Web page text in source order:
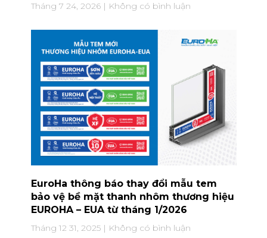
Tháng 7 24, 2026 Không có bình luận
EuroHa thông báo thay đổi mẫu tem
bảo vệ bề mặt thanh nhôm thương hiệu
EUROHA – EUA từ tháng 1/2026
Tháng 12 31, 2025 Không có bình luận